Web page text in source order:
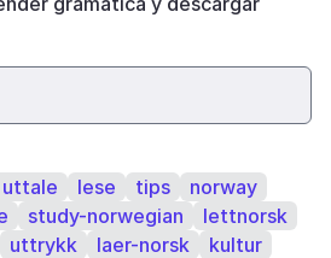
uttale lese tips
norway
study-norwegian
lettnorsk
uttrykk laer-norsk
kultur